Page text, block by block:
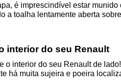
é imprescindível estar
a toalha lentamente aberta
interior do seu Renault
o interior do seu Renault de
há muita sujeira e poeira